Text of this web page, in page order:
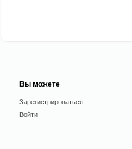
Вы можете
Зарегистрироваться
Войти